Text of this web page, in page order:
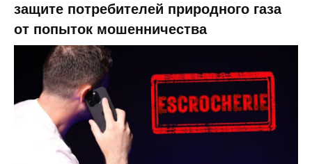
защите потребителей природного газа
от попыток мошенничества